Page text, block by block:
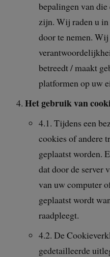
bepalingen van
zijn. Wij raden u
door te nemen.
betreedt / maakt
platformen op uw
Het gebruik van
4.1. Tijdens een
cookies of andere
geplaatst worden.
dat door de server
van uw computer
geplaatst wordt
raadpleegt.
4.2. De
gedetailleerde